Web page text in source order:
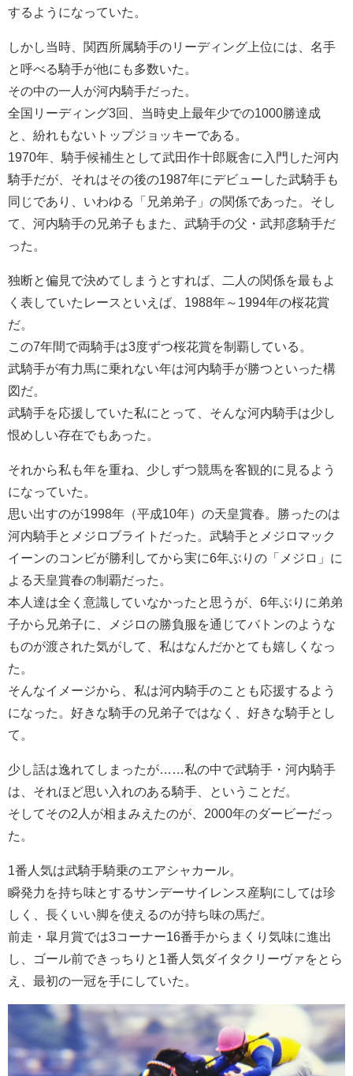
するようになっていた。
しかし当時、関西所属騎手のリーディング上位には、名手
と呼べる騎手が他にも多数いた。
その中の一人が河内騎手だった。
全国リーディング3回、当時史上最年少での1000勝達成
と、紛れもないトップジョッキーである。
1970年、騎手候補生として武田作十郎厩舎に入門した河内
騎手だが、それはその後の1987年にデビューした武騎手も
同じであり、いわゆる「兄弟弟子」の関係であった。そし
て、河内騎手の兄弟子もまた、武騎手の父・武邦彦騎手だ
った。
独断と偏見で決めてしまうとすれば、二人の関係を最もよ
く表していたレースといえば、1988年～1994年の桜花賞
だ。
この7年間で両騎手は3度ずつ桜花賞を制覇している。
武騎手が有力馬に乗れない年は河内騎手が勝つといった構
図だ。
武騎手を応援していた私にとって、そんな河内騎手は少し
恨めしい存在でもあった。
それから私も年を重ね、少しずつ競馬を客観的に見るよう
になっていた。
思い出すのが1998年（平成10年）の天皇賞春。勝ったのは
河内騎手とメジロブライトだった。武騎手とメジロマック
イーンのコンビが勝利してから実に6年ぶりの「メジロ」に
よる天皇賞春の制覇だった。
本人達は全く意識していなかったと思うが、6年ぶりに弟弟
子から兄弟子に、メジロの勝負服を通じてバトンのような
ものが渡された気がして、私はなんだかとても嬉しくなっ
た。
そんなイメージから、私は河内騎手のことも応援するよう
になった。好きな騎手の兄弟子ではなく、好きな騎手とし
て。
少し話は逸れてしまったが……私の中で武騎手・河内騎手
は、それほど思い入れのある騎手、ということだ。
そしてその2人が相まみえたのが、2000年のダービーだっ
た。
1番人気は武騎手騎乗のエアシャカール。
瞬発力を持ち味とするサンデーサイレンス産駒にしては珍
しく、長くいい脚を使えるのが持ち味の馬だ。
前走・皐月賞では3コーナー16番手からまくり気味に進出
し、ゴール前できっちりと1番人気ダイタクリーヴァをとら
え、最初の一冠を手にしていた。